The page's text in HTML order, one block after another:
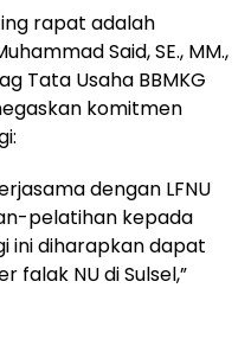
rapat adalah
Said, SE., MM.,
Tata Usaha BBMKG
komitmen
dengan LFNU
pelatihan kepada
ini diharapkan dapat
falak NU di Sulsel,”